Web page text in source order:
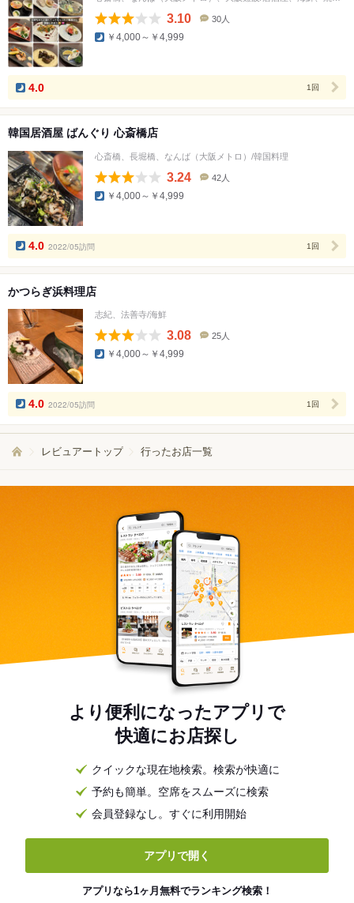
3.10
数
30人
￥4,000～￥4,999
4.0 1回
韓国居酒屋 ばんぐり 心斎橋店
心斎橋、長堀橋、なんば（大阪メトロ）/韓国料理
3.24
数
42人
￥4,000～￥4,999
4.0 2022/05訪問 1回
かつらぎ浜料理店
志紀、法善寺/海鮮
3.08
数
25人
￥4,000～￥4,999
4.0 2022/05訪問 1回
レビュアートップ 行ったお店一覧
より便利になったアプリで
快適にお店探し
クイックな現在地検索。検索が快適に
予約も簡単。空席をスムーズに検索
会員登録なし。すぐに利用開始
アプリで開く
アプリなら1ヶ月無料でランキング検索！